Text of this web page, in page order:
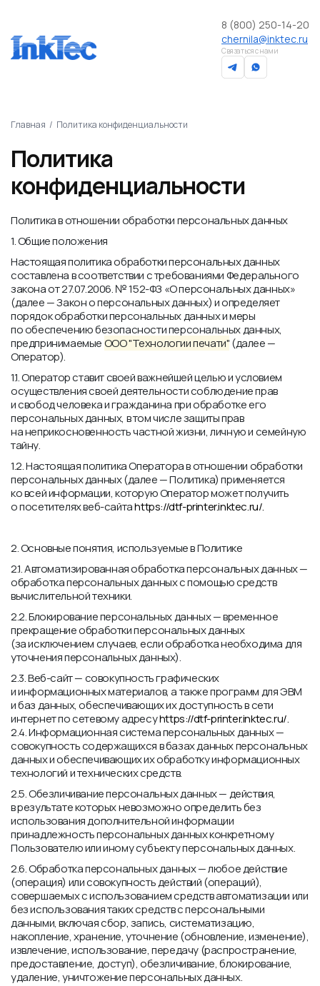
8 (800) 250-14-20
chernila@inktec.ru
Связаться с нами
Главная Политика конфиденциальности
Политика
конфиденциальности
Политика в отношении обработки персональных данных
1. Общие положения
Настоящая политика обработки персональных данных
составлена в соответствии с требованиями Федерального
закона от 27.07.2006. № 152-ФЗ «О персональных данных»
(далее — Закон о персональных данных) и определяет
порядок обработки персональных данных и меры
по обеспечению безопасности персональных данных,
предпринимаемыеООО "Технологии печати"(далее —
Оператор).
1.1. Оператор ставит своей важнейшей целью и условием
осуществления своей деятельности соблюдение прав
и свобод человека и гражданина при обработке его
персональных данных, в том числе защиты прав
на неприкосновенность частной жизни, личную и семейную
тайну.
1.2. Настоящая политика Оператора в отношении обработки
персональных данных (далее — Политика) применяется
ко всей информации, которую Оператор может получить
о посетителях веб-сайтаhttps://dtf-printer.inktec.ru/.
2. Основные понятия, используемые в Политике
2.1. Автоматизированная обработка персональных данных —
обработка персональных данных с помощью средств
вычислительной техники.
2.2. Блокирование персональных данных — временное
прекращение обработки персональных данных
(за исключением случаев, если обработка необходима для
уточнения персональных данных).
2.3. Веб-сайт — совокупность графических
и информационных материалов, а также программ для ЭВМ
и баз данных, обеспечивающих их доступность в сети
интернет по сетевому адресуhttps://dtf-printer.inktec.ru/.
2.4. Информационная система персональных данных —
совокупность содержащихся в базах данных персональных
данных и обеспечивающих их обработку информационных
технологий и технических средств.
2.5. Обезличивание персональных данных — действия,
в результате которых невозможно определить без
использования дополнительной информации
принадлежность персональных данных конкретному
Пользователю или иному субъекту персональных данных.
2.6. Обработка персональных данных — любое действие
(операция) или совокупность действий (операций),
совершаемых с использованием средств автоматизации или
без использования таких средств с персональными
данными, включая сбор, запись, систематизацию,
накопление, хранение, уточнение (обновление, изменение),
извлечение, использование, передачу (распространение,
предоставление, доступ), обезличивание, блокирование,
удаление, уничтожение персональных данных.